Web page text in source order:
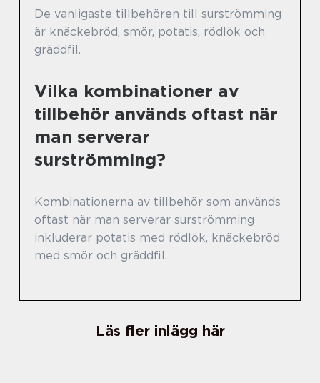
De vanligaste tillbehören till surströmming
är knäckebröd, smör, potatis, rödlök och
gräddfil.
Vilka kombinationer av
tillbehör används oftast när
man serverar
surströmming?
Kombinationerna av tillbehör som används
oftast när man serverar surströmming
inkluderar potatis med rödlök, knäckebröd
med smör och gräddfil.
Läs fler inlägg här